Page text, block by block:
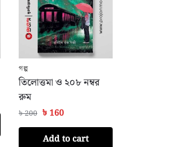
গল্প
তিলোত্তমা ও ২০৮ নম্বর
রুম
৳200 ৳160
Add to cart